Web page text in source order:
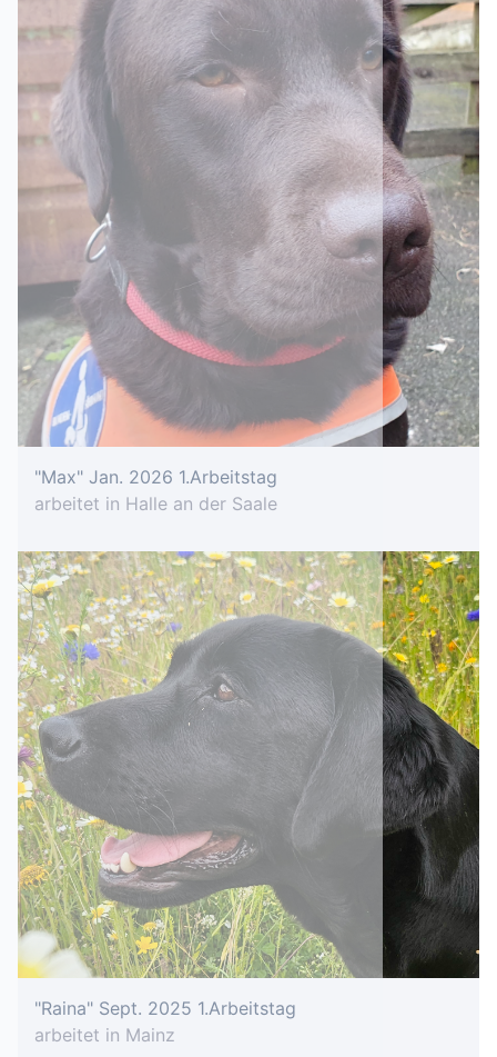
"Max" Jan. 2026 1.Arbeitstag
arbeitet in Halle an der Saale
"Raina" Sept. 2025 1.Arbeitstag
arbeitet in Mainz